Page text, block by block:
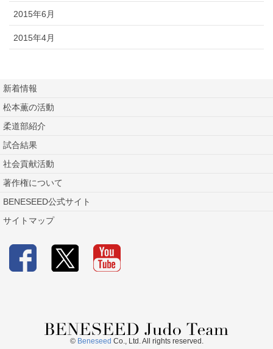
2015年6月
2015年4月
新着情報
松本薫の活動
柔道部紹介
試合結果
社会貢献活動
著作権について
BENESEED公式サイト
サイトマップ
© Beneseed Co., Ltd. All rights reserved.